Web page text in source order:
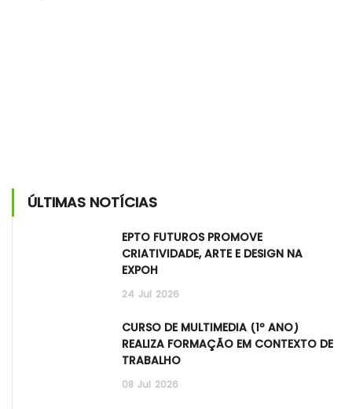
ÚLTIMAS NOTÍCIAS
EPTO FUTUROS PROMOVE
CRIATIVIDADE, ARTE E DESIGN NA
EXPOH
24 Jul 2026
CURSO DE MULTIMÉDIA (1º ANO)
REALIZA FORMAÇÃO EM CONTEXTO DE
TRABALHO
08 Jul 2026